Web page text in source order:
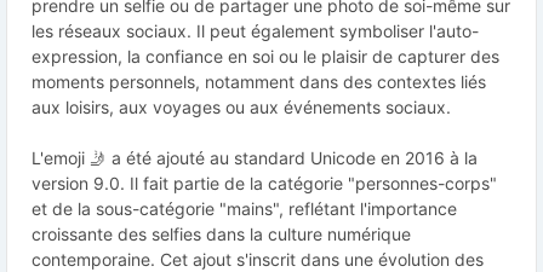
prendre un selfie ou de partager une photo de soi-même sur
les réseaux sociaux. Il peut également symboliser l'auto-
expression, la confiance en soi ou le plaisir de capturer des
moments personnels, notamment dans des contextes liés
aux loisirs, aux voyages ou aux événements sociaux.
L'emoji 🤳 a été ajouté au standard Unicode en 2016 à la
version 9.0. Il fait partie de la catégorie "personnes-corps"
et de la sous-catégorie "mains", reflétant l'importance
croissante des selfies dans la culture numérique
contemporaine. Cet ajout s'inscrit dans une évolution des